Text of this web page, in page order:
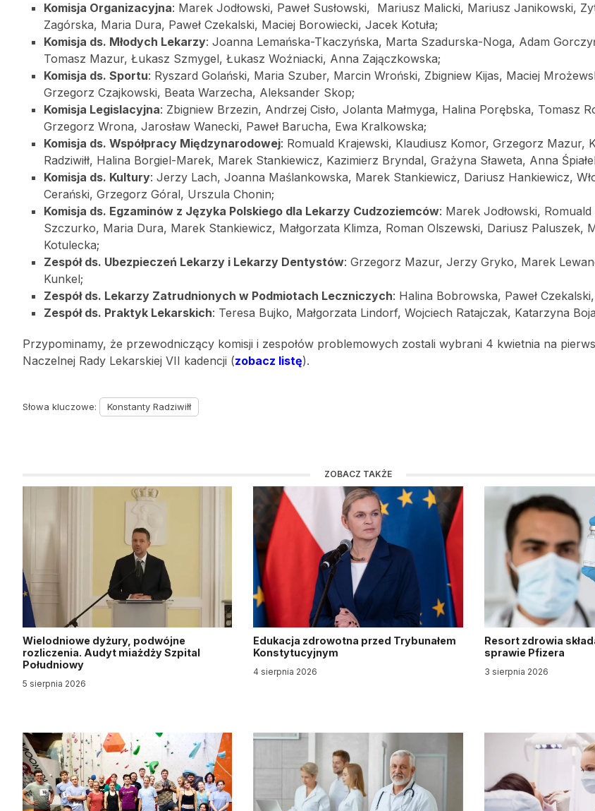
Komisja Organizacyjna: Marek Jodłowski, Paweł Susłowski, Mariusz Malicki, Mariusz Janikowski,
Zagórska, Maria Dura, Paweł Czekalski, Maciej Borowiecki, Jacek Kotuła;
Komisja ds. Młodych Lekarzy: Joanna Lemańska-Tkaczyńska, Marta Szadurska-Noga, Adam
Tomasz Mazur, Łukasz Szmygel, Łukasz Woźniacki, Anna Zajączkowska;
Komisja ds. Sportu: Ryszard Golański, Maria Szuber, Marcin Wroński, Zbigniew Kijas, Maciej
Grzegorz Czajkowski, Beata Warzecha, Aleksander Skop;
Komisja Legislacyjna: Zbigniew Brzezin, Andrzej Cisło, Jolanta Małmyga, Halina Porębska, Tomasz
Grzegorz Wrona, Jarosław Wanecki, Paweł Barucha, Ewa Kralkowska;
Komisja ds. Współpracy Międzynarodowej: Romuald Krajewski, Klaudiusz Komor, Grzegorz Mazur,
Radziwiłł, Halina Borgiel-Marek, Marek Stankiewicz, Kazimierz Bryndal, Grażyna Sławeta, Anna
Komisja ds. Kultury: Jerzy Lach, Joanna Maślankowska, Marek Stankiewicz, Dariusz Hankiewicz,
Cerański, Grzegorz Góral, Urszula Chonin;
Komisja ds. Egzaminów z Języka Polskiego dla Lekarzy Cudzoziemców: Marek Jodłowski,
Szczurko, Maria Dura, Marek Stankiewicz, Małgorzata Klimza, Roman Olszewski, Dariusz Paluszek,
Kotulecka;
Zespół ds. Ubezpieczeń Lekarzy i Lekarzy Dentystów: Grzegorz Mazur, Jerzy Gryko, Marek
Kunkel;
Zespół ds. Lekarzy Zatrudnionych w Podmiotach Leczniczych: Halina Bobrowska, Paweł
Zespół ds. Praktyk Lekarskich: Teresa Bujko, Małgorzata Lindorf, Wojciech Ratajczak, Katarzyna
Przypominamy, że przewodniczący komisji i zespołów problemowych zostali wybrani 4 kwietnia na
Naczelnej Rady Lekarskiej VII kadencji (zobacz listę).
Słowa kluczowe: Konstanty Radziwiłł
ZOBACZ TAKŻE
Wielodniowe dyżury, podwójne
rozliczenia. Audyt miażdży Szpital
Południowy
5 sierpnia 2026
Edukacja zdrowotna przed Trybunałem
Konstytucyjnym
4 sierpnia 2026
Resort zdrowia
sprawie Pfizera
3 sierpnia 2026